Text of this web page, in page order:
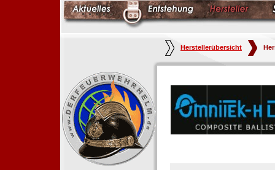
Herstellerübersicht